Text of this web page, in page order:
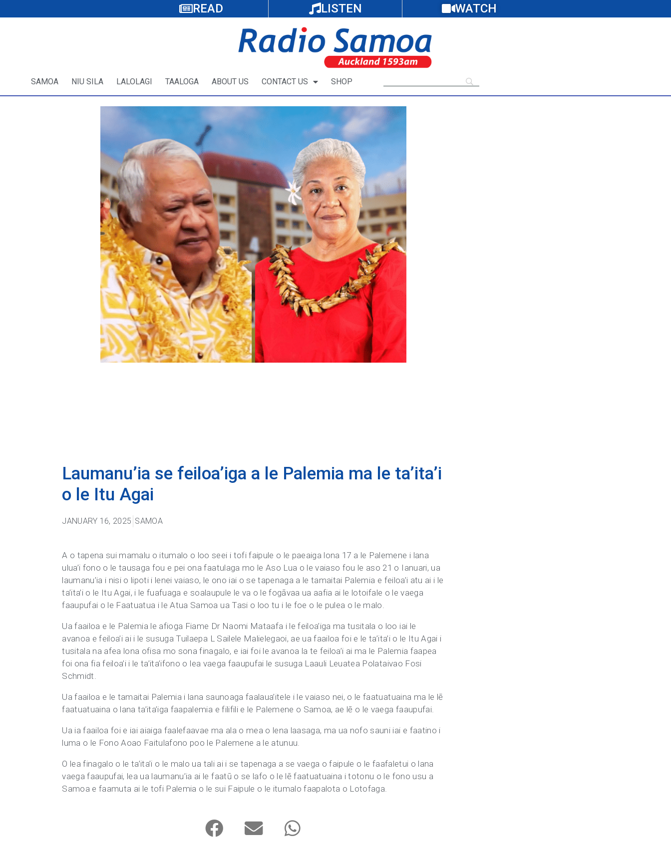
READ LISTEN WATCH
SAMOA NIU SILA LALOLAGI TAALOGA ABOUT US CONTACT US SHOP
Laumanu’ia se feiloa’iga a le Palemia ma le ta’ita’i
o le Itu Agai
JANUARY 16, 2025 SAMOA
A o tapena sui mamalu o itumalo o loo seei i tofi faipule o le paeaiga lona 17 a le Palemene i lana
ulua’i fono o le tausaga fou e pei ona faatulaga mo le Aso Lua o le vaiaso fou le aso 21 o Ianuari, ua
laumanu’ia i nisi o lipoti i lenei vaiaso, le ono iai o se tapenaga a le tamaitai Palemia e feiloa’i atu ai i le
ta’ita’i o le Itu Agai, i le fuafuaga e soalaupule le va o le fogāvaa ua aafia ai le lotoifale o le vaega
faaupufai o le Faatuatua i le Atua Samoa ua Tasi o loo tu i le foe o le pulea o le malo.
Ua faailoa e le Palemia le afioga Fiame Dr Naomi Mataafa i le feiloa’iga ma tusitala o loo iai le
avanoa e feiloa’i ai i le susuga Tuilaepa L Sailele Malielegaoi, ae ua faailoa foi e le ta’ita’i o le Itu Agai i
tusitala na afea lona ofisa mo sona finagalo, e iai foi le avanoa la te feiloa’i ai ma le Palemia faapea
foi ona fia feiloa’i i le ta’ita’ifono o lea vaega faaupufai le susuga Laauli Leuatea Polataivao Fosi
Schmidt.
Ua faailoa e le tamaitai Palemia i lana saunoaga faalaua’itele i le vaiaso nei, o le faatuatuaina ma le lē
faatuatuaina o lana ta’ita’iga faapalemia e filifili e le Palemene o Samoa, ae lē o le vaega faaupufai.
Ua ia faailoa foi e iai aiaiga faalefaavae ma ala o mea o lena laasaga, ma ua nofo sauni iai e faatino i
luma o le Fono Aoao Faitulafono poo le Palemene a le atunuu.
O lea finagalo o le ta’ita’i o le malo ua tali ai i se tapenaga a se vaega o faipule o le faafaletui o lana
vaega faaupufai, lea ua laumanu’ia ai le faatū o se lafo o le lē faatuatuaina i totonu o le fono usu a
Samoa e faamuta ai le tofi Palemia o le sui Faipule o le itumalo faapalota o Lotofaga.